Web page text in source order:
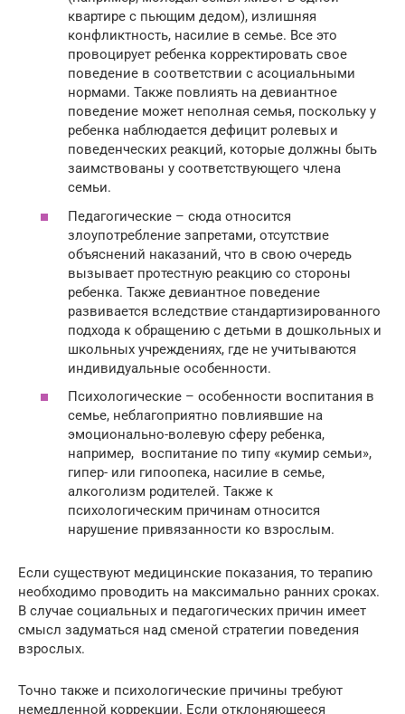
квартире с пьющим дедом), излишняя
конфликтность, насилие в семье. Все это
провоцирует ребенка корректировать свое
поведение в соответствии с асоциальными
нормами. Также повлиять на девиантное
поведение может неполная семья, поскольку у
ребенка наблюдается дефицит ролевых и
поведенческих реакций, которые должны быть
заимствованы у соответствующего члена
семьи.
Педагогические – сюда относится
злоупотребление запретами, отсутствие
объяснений наказаний, что в свою очередь
вызывает протестную реакцию со стороны
ребенка. Также девиантное поведение
развивается вследствие стандартизированного
подхода к обращению с детьми в дошкольных и
школьных учреждениях, где не учитываются
индивидуальные особенности.
Психологические – особенности воспитания в
семье, неблагоприятно повлиявшие на
эмоционально-волевую сферу ребенка,
например, воспитание по типу «кумир семьи»,
гипер- или гипоопека, насилие в семье,
алкоголизм родителей. Также к
психологическим причинам относится
нарушение привязанности ко взрослым.
Если существуют медицинские показания, то терапию
необходимо проводить на максимально ранних сроках.
В случае социальных и педагогических причин имеет
смысл задуматься над сменой стратегии поведения
взрослых.
Точно также и психологические причины требуют
немедленной коррекции. Если отклоняющееся